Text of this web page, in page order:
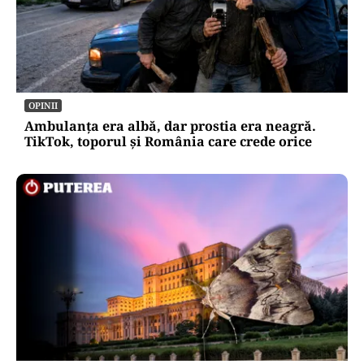
OPINII
Ambulanța era albă, dar prostia era neagră.
TikTok, toporul și România care crede orice